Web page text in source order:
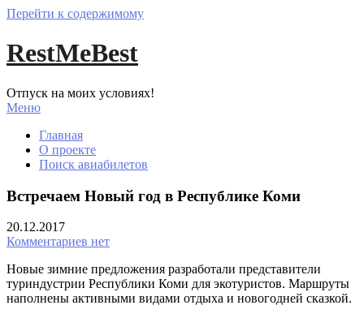
Перейти к содержимому
RestMeBest
Отпуск на моих условиях!
Меню
Главная
О проекте
Поиск авиабилетов
Встречаем Новый год в Республике Коми
20.12.2017
Комментариев нет
Новые зимние предложения разработали представители
туриндустрии Республики Коми для экотуристов. Маршруты
наполнены активными видами отдыха и новогодней сказкой.